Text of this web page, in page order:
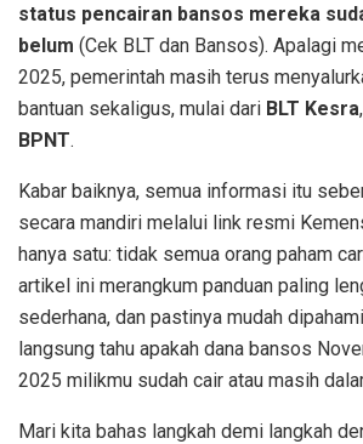
status pencairan bansos mereka
belum (Cek BLT dan Bansos). Apalagi
2025, pemerintah masih terus
bantuan sekaligus, mulai dari BLT Kesra,
BPNT.
Kabar baiknya, semua informasi itu
secara mandiri melalui link resmi
hanya satu: tidak semua orang paham
artikel ini merangkum panduan paling
sederhana, dan pastinya mudah
langsung tahu apakah dana bansos
2025 milikmu sudah cair atau masih
Mari kita bahas langkah demi langkah